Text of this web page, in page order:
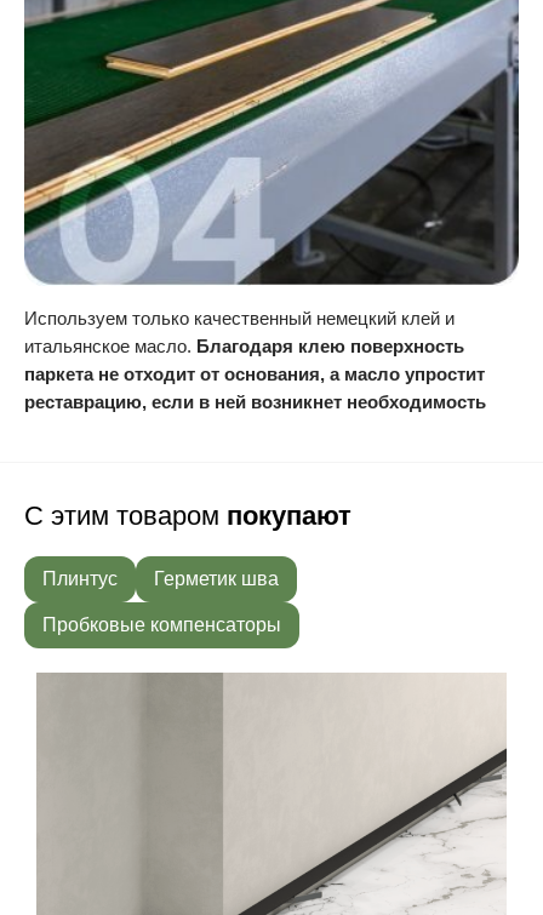
Используем только качественный немецкий клей и
итальянское масло. Благодаря клею поверхность
паркета не отходит от основания, а масло упростит
реставрацию, если в ней возникнет необходимость
С этим товаром покупают
Плинтус Герметик шва
Пробковые компенсаторы